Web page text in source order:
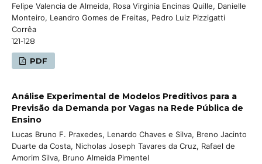
Felipe Valencia de Almeida, Rosa Virginia Encinas Quille, Danielle
Monteiro, Leandro Gomes de Freitas, Pedro Luiz Pizzigatti
Corrêa
121-128
PDF
Análise Experimental de Modelos Preditivos para a
Previsão da Demanda por Vagas na Rede Pública de
Ensino
Lucas Bruno F. Praxedes, Lenardo Chaves e Silva, Breno Jacinto
Duarte da Costa, Nicholas Joseph Tavares da Cruz, Rafael de
Amorim Silva, Bruno Almeida Pimentel